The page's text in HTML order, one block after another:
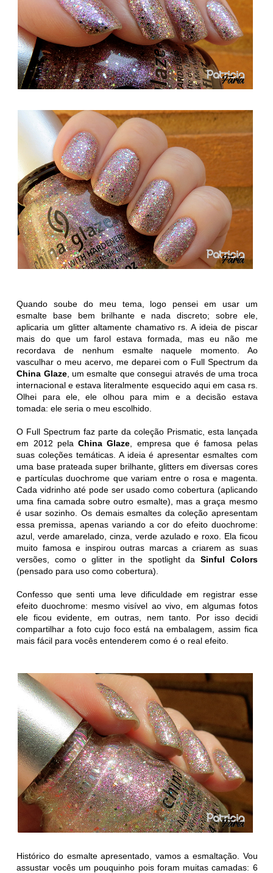
Quando soube do meu tema, logo pensei em usar um
esmalte base bem brilhante e nada discreto; sobre ele,
aplicaria um glitter altamente chamativo rs. A ideia de piscar
mais do que um farol estava formada, mas eu não me
recordava de nenhum esmalte naquele momento. Ao
vasculhar o meu acervo, me deparei com o Full Spectrum da
China Glaze, um esmalte que consegui através de uma troca
internacional e estava literalmente esquecido aqui em casa rs.
Olhei para ele, ele olhou para mim e a decisão estava
tomada: ele seria o meu escolhido.
O Full Spectrum faz parte da coleção Prismatic, esta lançada
em 2012 pelaChina Glaze, empresa que é famosa pelas
suas coleções temáticas. A ideia é apresentar esmaltes com
uma base prateada super brilhante, glitters em diversas cores
e partículas duochrome que variam entre o rosa e magenta.
Cada vidrinho até pode ser usado como cobertura (aplicando
uma fina camada sobre outro esmalte), mas a graça mesmo
é usar sozinho. Os demais esmaltes da coleção apresentam
essa premissa, apenas variando a cor do efeito duochrome:
azul, verde amarelado, cinza, verde azulado e roxo. Ela ficou
muito famosa e inspirou outras marcas a criarem as suas
versões, como o glitter in the spotlight da Sinful Colors
(pensado para uso como cobertura).
Confesso que senti uma leve dificuldade em registrar esse
efeito duochrome: mesmo visível ao vivo, em algumas fotos
ele ficou evidente, em outras, nem tanto. Por isso decidi
compartilhar a foto cujo foco está na embalagem, assim fica
mais fácil para vocês entenderem como é o real efeito.
Histórico do esmalte apresentado, vamos a esmaltação. Vou
assustar vocês um pouquinho pois foram muitas camadas: 6